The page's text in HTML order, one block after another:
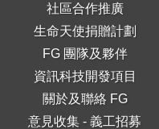
社區合作推廣
生命天使捐贈計劃
FG 團隊及夥伴
資訊科技開發項目
關於及聯絡 FG
意見收集 -義工招募